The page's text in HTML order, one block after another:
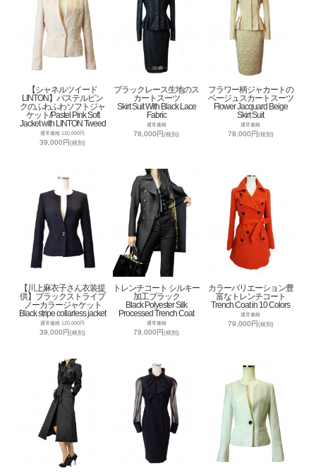
【シャネルツイード
LINTON】パステルピン
クのふわふわソフトジャ
ケット/Pastel Pink Soft
Jacket with LINTON Tweed
通常価格 120,000円
39,000円(税別)
ブラックレース生地のス
カートスーツ
Skirt Suit With Black Lace
Fabric
通常価格
78,000円(税別)
フラワー柄ジャカートの
ベージュスカートスーツ
Flower Jacquard Beige
Skirt Suit
通常価格
78,000円(税別)
【川上麻衣子さん衣装提
供】ブラックストライプ
ノーカラージャケット
Black stripe collarless jacket
通常価格 120,000円
39,000円(税別)
トレンチコート シルキー
加工ブラック
Black Polyester Silk
Processed Trench Coat
通常価格
79,000円(税別)
カラーバリエーション豊
富なトレンチコート
Trench Coat in 10 Colors
通常価格
79,000円 (税別)